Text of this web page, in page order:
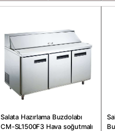
Salata Hazırlama Buzdolabı
CM-SL1500F3 Hava soğutmalı